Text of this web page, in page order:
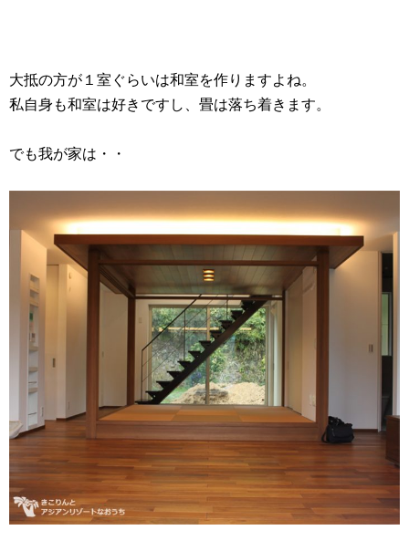
大抵の方が１室ぐらいは和室を作りますよね。
私自身も和室は好きですし、畳は落ち着きます。
でも我が家は・・